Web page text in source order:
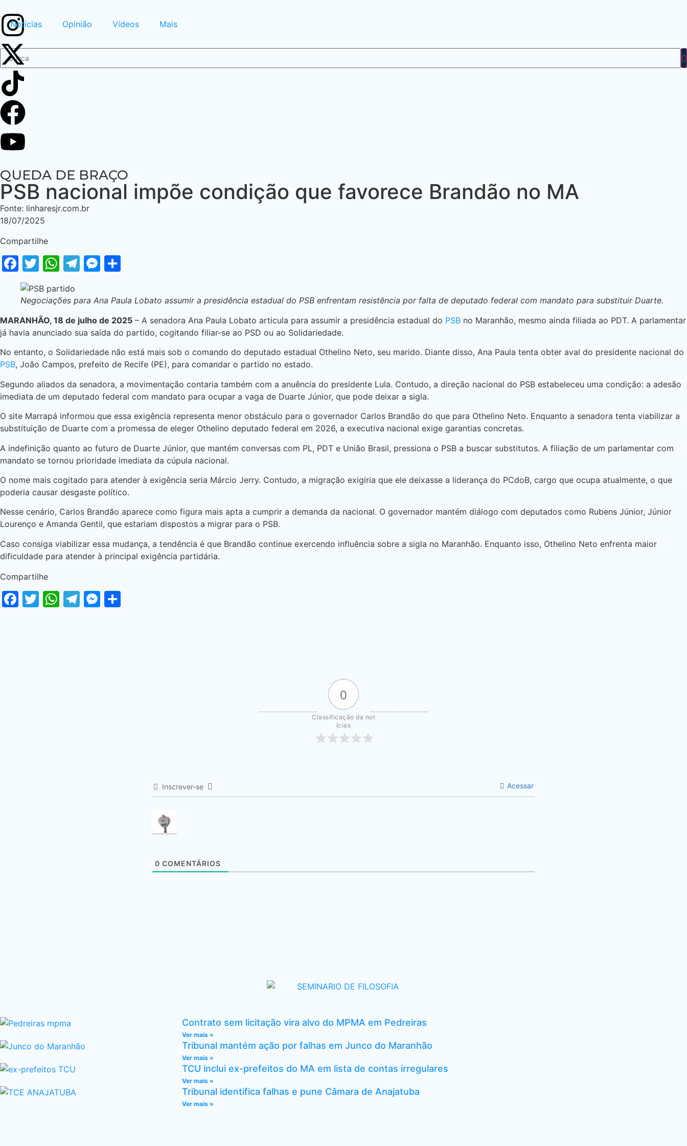
Notícias Opinião Vídeos Mais
QUEDA DE BRAÇO
PSB nacional impõe condição que favorece Brandão no MA
Fonte: linharesjr.com.br
18/07/2025
Compartilhe
Facebook
Twitter
WhatsApp
Telegram
Messenger
Negociações para Ana Paula Lobato assumir a presidência estadual do PSB enfrentam resistência por falta de deputado federal com mandato para substituir Duarte.
MARANHÃO, 18 de julho de 2025 – A senadora Ana Paula Lobato articula para assumir a presidência estadual do PSB no Maranhão, mesmo ainda filiada ao PDT. A parlamentar
já havia anunciado sua saída do partido, cogitando filiar-se ao PSD ou ao Solidariedade.
No entanto, o Solidariedade não está mais sob o comando do deputado estadual Othelino Neto, seu marido. Diante disso, Ana Paula tenta obter aval do presidente nacional do
PSB, João Campos, prefeito de Recife (PE), para comandar o partido no estado.
Segundo aliados da senadora, a movimentação contaria também com a anuência do presidente Lula. Contudo, a direção nacional do PSB estabeleceu uma condição: a adesão
imediata de um deputado federal com mandato para ocupar a vaga de Duarte Júnior, que pode deixar a sigla.
O site Marrapá informou que essa exigência representa menor obstáculo para o governador Carlos Brandão do que para Othelino Neto. Enquanto a senadora tenta viabilizar a
substituição de Duarte com a promessa de eleger Othelino deputado federal em 2026, a executiva nacional exige garantias concretas.
A indefinição quanto ao futuro de Duarte Júnior, que mantém conversas com PL, PDT e União Brasil, pressiona o PSB a buscar substitutos. A filiação de um parlamentar com
mandato se tornou prioridade imediata da cúpula nacional.
O nome mais cogitado para atender à exigência seria Márcio Jerry. Contudo, a migração exigiria que ele deixasse a liderança do PCdoB, cargo que ocupa atualmente, o que
poderia causar desgaste político.
Nesse cenário, Carlos Brandão aparece como figura mais apta a cumprir a demanda da nacional. O governador mantém diálogo com deputados como Rubens Júnior, Júnior
Lourenço e Amanda Gentil, que estariam dispostos a migrar para o PSB.
Caso consiga viabilizar essa mudança, a tendência é que Brandão continue exercendo influência sobre a sigla no Maranhão. Enquanto isso, Othelino Neto enfrenta maior
dificuldade para atender à principal exigência partidária.
Compartilhe
Facebook
Twitter
WhatsApp
Telegram
Messenger
0
Classificação da not
ícias
Inscrever-se Acessar
0 COMENTÁRIOS
Contrato sem licitação vira alvo do MPMA em Pedreiras
Ver mais »
Tribunal mantém ação por falhas em Junco do Maranhão
Ver mais »
TCU inclui ex-prefeitos do MA em lista de contas irregulares
Ver mais »
Tribunal identifica falhas e pune Câmara de Anajatuba
Ver mais »